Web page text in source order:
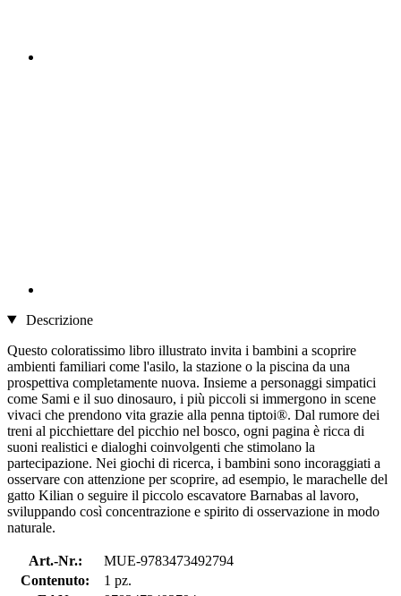
Descrizione
Questo coloratissimo libro illustrato invita i bambini a scoprire
ambienti familiari come l'asilo, la stazione o la piscina da una
prospettiva completamente nuova. Insieme a personaggi simpatici
come Sami e il suo dinosauro, i più piccoli si immergono in scene
vivaci che prendono vita grazie alla penna tiptoi®. Dal rumore dei
treni al picchiettare del picchio nel bosco, ogni pagina è ricca di
suoni realistici e dialoghi coinvolgenti che stimolano la
partecipazione. Nei giochi di ricerca, i bambini sono incoraggiati a
osservare con attenzione per scoprire, ad esempio, le marachelle del
gatto Kilian o seguire il piccolo escavatore Barnabas al lavoro,
sviluppando così concentrazione e spirito di osservazione in modo
naturale.
Art.-Nr.:
MUE-9783473492794
Contenuto:
1 pz.